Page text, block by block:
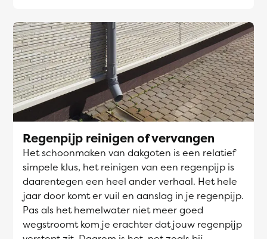
Regenpijp reinigen of vervangen
Het schoonmaken van dakgoten is een relatief
simpele klus, het reinigen van een regenpijp is
daarentegen een heel ander verhaal. Het hele
jaar door komt er vuil en aanslag in je regenpijp.
Pas als het hemelwater niet meer goed
wegstroomt kom je erachter dat jouw regenpijp